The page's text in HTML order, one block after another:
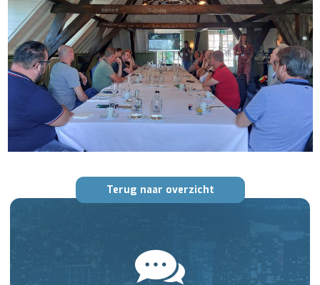
Terug naar overzicht